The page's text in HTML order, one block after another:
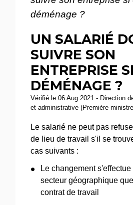
déménage ?
UN SALARIÉ
SUIVRE SON
ENTREPRISE
DÉMÉNAGE ?
Vérifié le 06 Aug 2021 - Direction
et administrative (Première
Le salarié ne peut pas
de lieu de travail s'il se
cas suivants :
Le changement
secteur géographique
contrat de travail